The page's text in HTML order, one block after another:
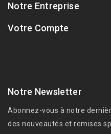
Notre Entreprise
Votre Compte
Notre Newsletter
Abonnez-vous à notre
des nouveautés et remises